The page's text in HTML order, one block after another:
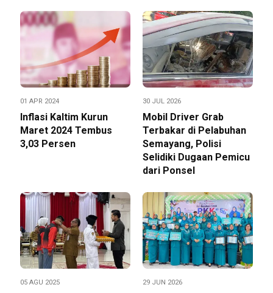
01 APR 2024
Inflasi Kaltim Kurun
Maret 2024 Tembus
3,03 Persen
30 JUL 2026
Mobil Driver Grab
Terbakar di Pelabuhan
Semayang, Polisi
Selidiki Dugaan Pemicu
dari Ponsel
05 AGU 2025 29 JUN 2026